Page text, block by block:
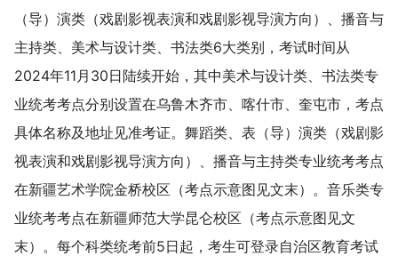
（导）演类（戏剧影视表演和戏剧影视导演方向）、播音与
主持类、美术与设计类、书法类6大类别，考试时间从
2024年11月30日陆续开始，其中美术与设计类、书法类专
业统考考点分别设置在乌鲁木齐市、喀什市、奎屯市，考点
具体名称及地址见准考证。舞蹈类、表（导）演类（戏剧影
视表演和戏剧影视导演方向）、播音与主持类专业统考考点
在新疆艺术学院金桥校区（考点示意图见文末）。音乐类专
业统考考点在新疆师范大学昆仑校区（考点示意图见文
末）。每个科类统考前5日起，考生可登录自治区教育考试